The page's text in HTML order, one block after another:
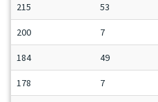
215 53
200 7
184 49
178 7